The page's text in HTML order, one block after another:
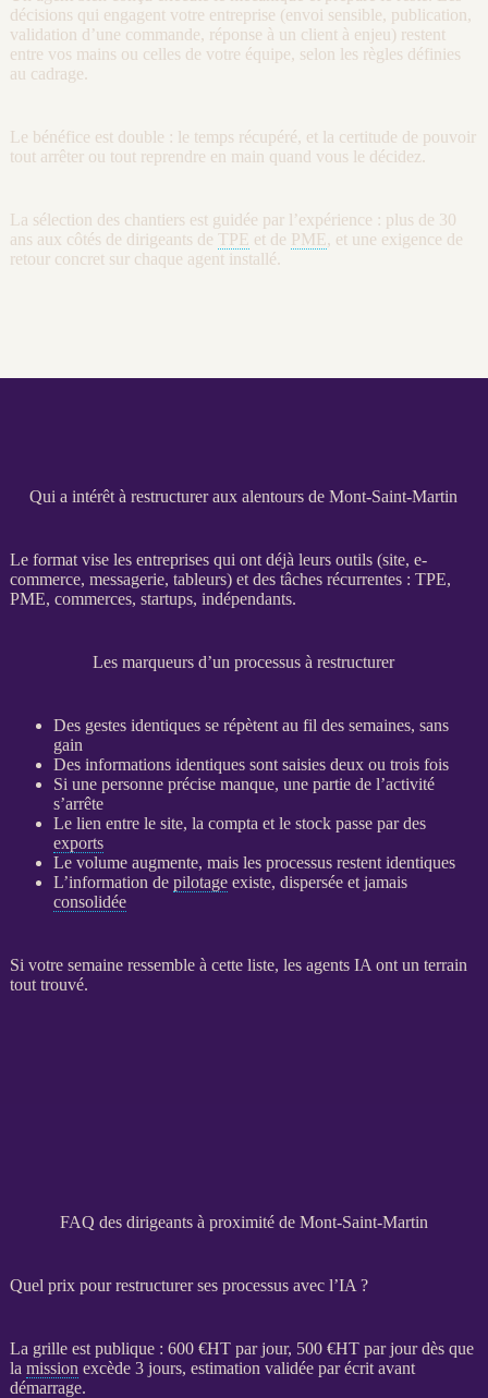
décisions qui engagent votre entreprise (envoi sensible, publication,
validation d’une commande, réponse à un client à enjeu) restent
entre vos mains ou celles de votre équipe, selon les règles définies
au cadrage.
Le bénéfice est double : le temps récupéré, et la certitude de pouvoir
tout arrêter ou tout reprendre en main quand vous le décidez.
La sélection des chantiers est guidée par l’expérience : plus de 30
ans aux côtés de dirigeants de TPE et de PME, et une exigence de
retour concret sur chaque agent installé.
Qui a intérêt à restructurer aux alentours de Mont-Saint-Martin
Le format vise les entreprises qui ont déjà leurs outils (site, e-
commerce, messagerie, tableurs) et des tâches récurrentes : TPE,
PME, commerces, startups, indépendants.
Les marqueurs d’un processus à restructurer
Des gestes identiques se répètent au fil des semaines, sans
gain
Des informations identiques sont saisies deux ou trois fois
Si une personne précise manque, une partie de l’activité
s’arrête
Le lien entre le site, la compta et le stock passe par des
exports
Le volume augmente, mais les processusrestent identiques
L’information de pilotageexiste, dispersée et jamais
consolidée
Si votre semaine ressemble à cette liste, les agents IA ont un terrain
tout trouvé.
FAQ des dirigeants à proximité de Mont-Saint-Martin
Quel prix pour restructurer ses processus avec l’IA ?
La grille est publique : 600 €HTpar jour, 500 €HTpar jour dès que
la mission excède 3 jours, estimation validée par écrit avant
démarrage.